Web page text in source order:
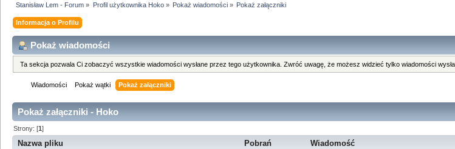
Stanisław Lem - Forum » Profil użytkownika Hoko» Pokaż wiadomości» Pokaż załączniki
Informacja o Profilu
Pokaż wiadomości
Ta sekcja pozwala Ci zobaczyć wszystkie wiadomości wysłane przez tego użytkownika. Zwróć uwagę, że możesz widzieć tylko wiadomości
Wiadomości Pokaż wątki Pokaż załączniki
Pokaż załączniki - Hoko
Strony: [1]
Nazwa pliku Pobrań Wiadomość